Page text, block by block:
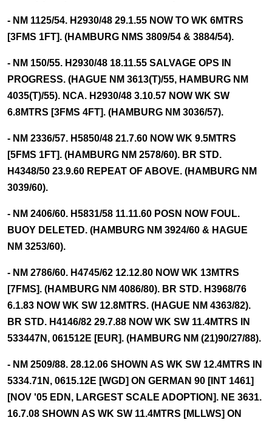
- NM 1125/54. H2930/48 29.1.55 NOW TO WK 6MTRS
[3FMS 1FT]. (HAMBURG NMS 3809/54 & 3884/54).
- NM 150/55. H2930/48 18.11.55 SALVAGE OPS IN
PROGRESS. (HAGUE NM 3613(T)/55, HAMBURG NM
4035(T)/55). NCA. H2930/48 3.10.57 NOW WK SW
6.8MTRS [3FMS 4FT]. (HAMBURG NM 3036/57).
- NM 2336/57. H5850/48 21.7.60 NOW WK 9.5MTRS
[5FMS 1FT]. (HAMBURG NM 2578/60). BR STD.
H4348/50 23.9.60 REPEAT OF ABOVE. (HAMBURG NM
3039/60).
- NM 2406/60. H5831/58 11.11.60 POSN NOW FOUL.
BUOY DELETED. (HAMBURG NM 3924/60 & HAGUE
NM 3253/60).
- NM 2786/60. H4745/62 12.12.80 NOW WK 13MTRS
[7FMS]. (HAMBURG NM 4086/80). BR STD. H3968/76
6.1.83 NOW WK SW 12.8MTRS. (HAGUE NM 4363/82).
BR STD. H4146/82 29.7.88 NOW WK SW 11.4MTRS IN
533447N, 061512E [EUR]. (HAMBURG NM (21)90/27/88).
- NM 2509/88. 28.12.06 SHOWN AS WK SW 12.4MTRS IN
5334.71N, 0615.12E [WGD] ON GERMAN 90 [INT 1461]
[NOV '05 EDN, LARGEST SCALE ADOPTION]. NE 3631.
16.7.08 SHOWN AS WK SW 11.4MTRS [MLLWS] ON